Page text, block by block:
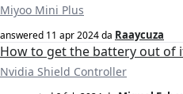
Miyoo Mini Plus
answered 11 apr 2024da Raaycuza
How to get the battery out of
Nvidia Shield Controller